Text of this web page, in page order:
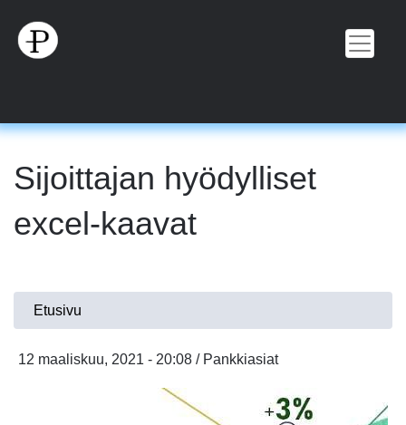
pääsisältöön
Sijoittajan hyödylliset
excel-kaavat
Olet
täällä
Etusivu
12 maaliskuu, 2021 - 20:08 / Pankkiasiat